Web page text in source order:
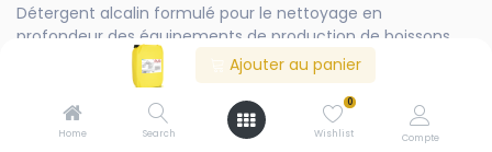
Ajouter au panier
Home Search
0
Wishlist Compte
Détergent alcalin formulé pour le nettoyage en
profondeur des équipements de production de boissons.
Recommandé pour éliminer efficacement les souillures
organiques (résidus de moût/bière, sucres, protéines,
graisses, levures) et maintenir des installations propres
avant désinfection. Format 26 kg adapté aux besoins